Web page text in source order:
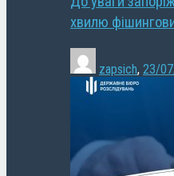
хвилю
zapsich, 23/